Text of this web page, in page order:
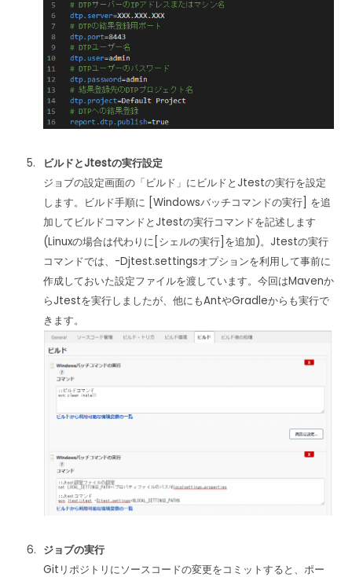
ビルドとJtestの実行設定
ジョブの設定画面の「ビルド」にビルドとJtestの実行を設定
します。ビルド手順に [Windowsバッチコマンドの実行] を追
加してビルドコマンドとJtestの実行コマンドを記述します
(Linuxの場合は代わりに[シェルの実行]を追加)。Jtestの実行
コマンドでは、-Djtest.settingsオプションを利用して事前に
作成しておいた設定ファイルを渡しています。今回はMavenか
らJtestを実行しましたが、他にもAntやGradleからも実行で
きます。
ジョブの実行
Gitリポジトリにソースコードの変更をコミットすると、ポー